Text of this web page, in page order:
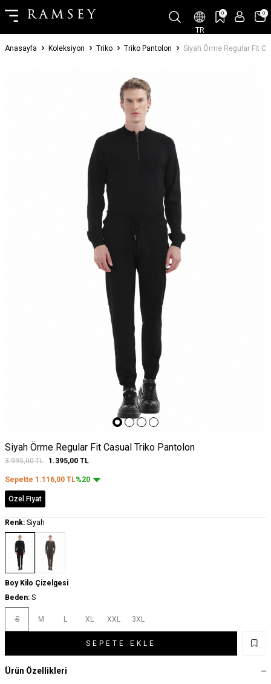
TR
0 0
Anasayfa Koleksiyon Triko Triko Pantolon Siyah Örme Regular Fit
Siyah Örme Regular Fit Casual Triko Pantolon
3.995,00TL 1.395,00 TL
Sepette 1.116,00 TL%20
Özel Fiyat
Renk: Siyah
Boy Kilo Çizelgesi
Beden: S
S M L XL XXL 3XL
SEPETE EKLE
Ürün Özellikleri